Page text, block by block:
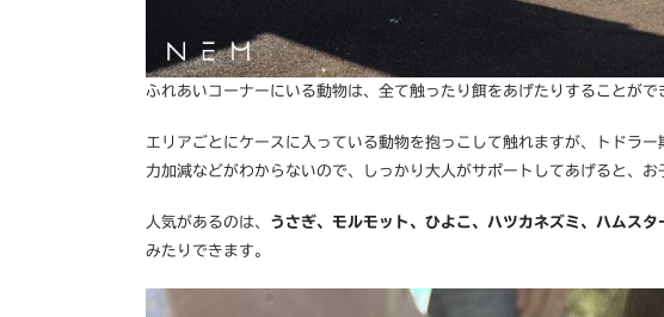
ふれあいコーナーにいる動物は、全て触ったり餌をあげたりすることがで
エリアごとにケースに入っている動物を抱っこして触れますが、トドラ
力加減などがわからないので、しっかり大人がサポートしてあげると、お
人気があるのは、 うさぎ、モルモット、ひよこ、ハツカネズミ、ハムスタ
みたりできます。